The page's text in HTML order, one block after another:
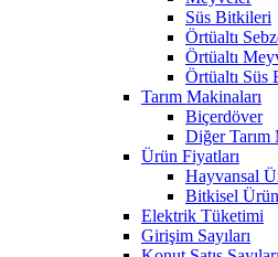
Süs Bitkileri
Örtüaltı
Örtüaltı
Örtüaltı Süs
Tarım Makinaları
Biçerdöver
Diğer Tarım
Ürün Fiyatları
Hayvansal
Bitkisel
Elektrik Tüketimi
Girişim Sayıları